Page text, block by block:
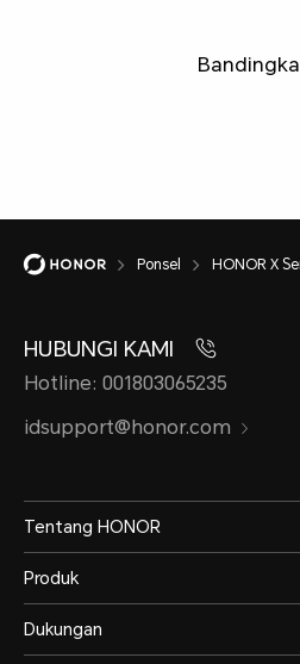
Ponsel HONOR X
HUBUNGI KAMI
Hotline: 001803065235
idsupport@honor.com
Tentang HONOR
Produk
Dukungan